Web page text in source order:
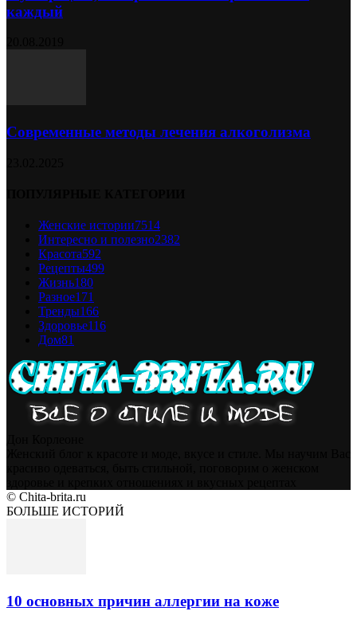
каждый
Современные методы лечения алкоголизма
Женские истории7514
Интересно и полезно2382
Красота592
Рецепты499
Жизнь180
Разное171
Тренды166
Здоровье116
Дом81
© Chita-brita.ru
БОЛЬШЕ ИСТОРИЙ
10 основных причин аллергии на коже